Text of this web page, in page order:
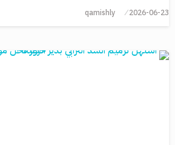
2026-06-23
qamishly